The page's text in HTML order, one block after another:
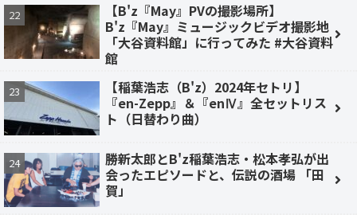
【B'z『May』PVの撮影場所】
B'z『May』ミュージックビデオ撮影地
「大谷資料館」に行ってみた #大谷資料
館
【稲葉浩志（B'z）2024年セトリ】
『en-Zepp』＆『enⅣ』全セットリス
ト（日替わり曲）
勝新太郎とB'z稲葉浩志・松本孝弘が出
会ったエピソードと、伝説の酒場 「田
賀」